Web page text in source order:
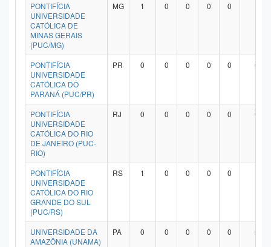
PONTIFÍCIA
UNIVERSIDADE
CATÓLICA DE
MINAS GERAIS
(PUC/MG)
MG 1 0 0 0 0
PONTIFÍCIA
UNIVERSIDADE
CATÓLICA DO
PARANÁ (PUC/PR)
PR 0 0 0 0 0 0
PONTIFÍCIA
UNIVERSIDADE
CATÓLICA DO RIO
DE JANEIRO (PUC-
RIO)
RJ 0 0 0 0 0 0
PONTIFÍCIA
UNIVERSIDADE
CATÓLICA DO RIO
GRANDE DO SUL
(PUC/RS)
RS 1 0 0 0 0
UNIVERSIDADE DA
AMAZÔNIA (UNAMA)
PA 0 0 0 0 0 0